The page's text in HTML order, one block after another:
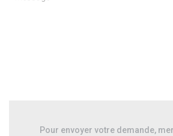
Pour envoyer votre demande,